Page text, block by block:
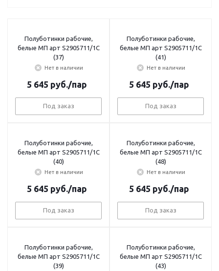
Полуботинки рабочие,
белые МП арт S2905711/1С
(37)
Нет в наличии
5 645 руб./пар
Под заказ
Полуботинки рабочие,
белые МП арт S2905711/1С
(41)
Нет в наличии
5 645 руб./пар
Под заказ
Полуботинки рабочие,
белые МП арт S2905711/1С
(40)
Нет в наличии
5 645 руб./пар
Под заказ
Полуботинки рабочие,
белые МП арт S2905711/1С
(48)
Нет в наличии
5 645 руб./пар
Под заказ
Полуботинки рабочие,
белые МП арт S2905711/1С
(39)
Полуботинки рабочие,
белые МП арт S2905711/1С
(43)